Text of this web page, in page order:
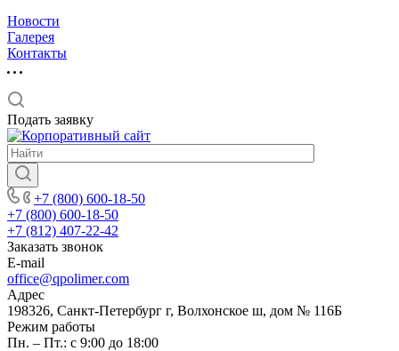
Новости
Галерея
Контакты
Подать заявку
+7 (800) 600-18-50
+7 (800) 600-18-50
+7 (812) 407-22-42
Заказать звонок
E-mail
office@qpolimer.com
Адрес
198326, Санкт-Петербург г, Волхонское ш, дом № 116Б
Режим работы
Пн. – Пт.: с 9:00 до 18:00